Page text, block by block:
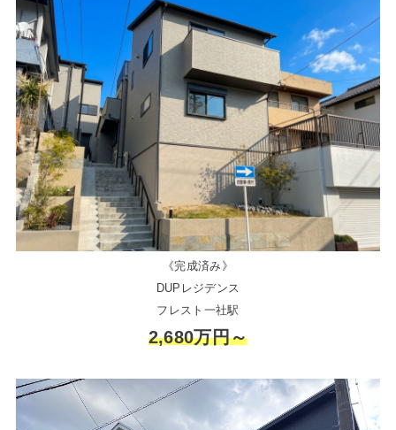
《完成済み》
DUPレジデンス
フレスト一社駅
2,680万円～